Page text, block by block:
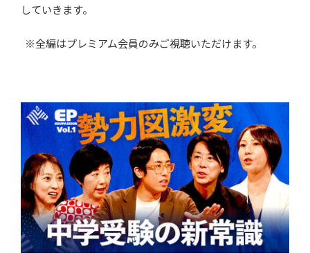
していきます。
※全編はプレミアム会員のみご視聴いただけます。